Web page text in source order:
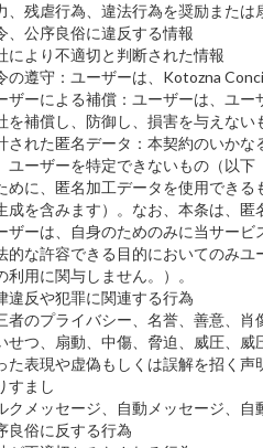
、残虐行為、違法行為を奨励または
、公序良俗に違反する情報
により不適切と判断された情報
の遵守：ユーザーは、Kotozna
ザーによる補償：ユーザーは、ユ
を補償し、防御し、損害を与えない
された匿名データ：本契約のいか
ユーザーを特定できないもの（以
めに、匿名加工データを使用でき
成を含みます）。なお、本条は、匿
ザーは、自身のためのみに当サービ
的な許容できる目的においてのみ
利用に関与しません。）。
違反や犯罪に関連する行為
者のプライバシー、名誉、善意、
せつ、扇動、中傷、脅迫、威圧、
た表現や虚偽もしくは誤解を招く声
すまし
クメッセージ、自動メッセージ、
良俗に反する行為